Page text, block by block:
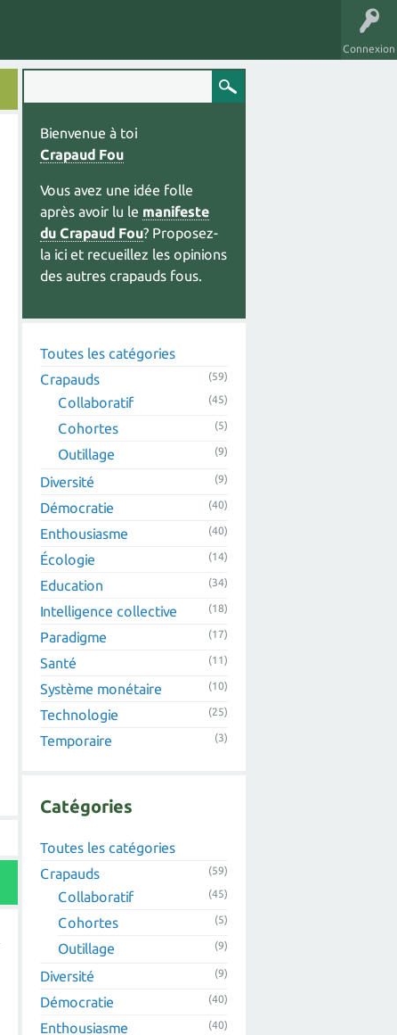
Connexion
Bienvenue à toi
Crapaud Fou
Vous avez une idée folle
après avoir lu le manifeste
du Crapaud Fou? Proposez-
la ici et recueillez les opinions
des autres crapauds fous.
Toutes les catégories
Crapauds
(59)
Collaboratif (45)
Cohortes (5)
Outillage (9)
Diversité (9)
Démocratie (40)
Enthousiasme (40)
Écologie (14)
Education (34)
Intelligence collective (18)
Paradigme (17)
Santé (11)
Système monétaire (10)
Technologie (25)
Temporaire (3)
Catégories
Toutes les catégories
Crapauds
(59)
Collaboratif (45)
Cohortes (5)
Outillage (9)
Diversité (9)
Démocratie (40)
Enthousiasme (40)